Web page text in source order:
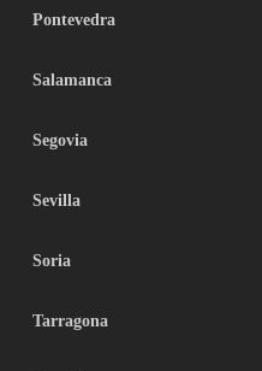
Pontevedra
Salamanca
Segovia
Sevilla
Soria
Tarragona